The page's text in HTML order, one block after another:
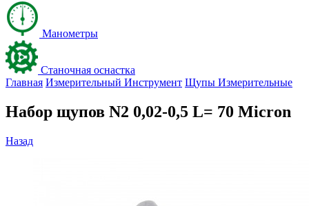
Манометры
Станочная оснастка
Главная Измерительный Инструмент Щупы Измерительные
Набор щупов N2 0,02-0,5 L= 70 Micron
Назад